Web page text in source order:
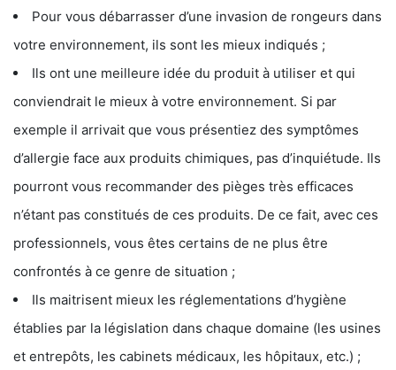
Pour vous débarrasser d’une invasion de rongeurs dans
votre environnement, ils sont les mieux indiqués ;
Ils ont une meilleure idée du produit à utiliser et qui
conviendrait le mieux à votre environnement. Si par
exemple il arrivait que vous présentiez des symptômes
d’allergie face aux produits chimiques, pas d’inquiétude. Ils
pourront vous recommander des pièges très efficaces
n’étant pas constitués de ces produits. De ce fait, avec ces
professionnels, vous êtes certains de ne plus être
confrontés à ce genre de situation ;
Ils maitrisent mieux les réglementations d’hygiène
établies par la législation dans chaque domaine (les usines
et entrepôts, les cabinets médicaux, les hôpitaux, etc.) ;